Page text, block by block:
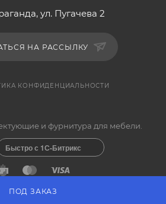
ПОД ЗАКАЗ
ул. Пугачева 2
НА РАССЫЛКУ
КОНФИДЕНЦИАЛЬНОСТИ
и фурнитура для мебели.
Быстро с 1С-Битрикс